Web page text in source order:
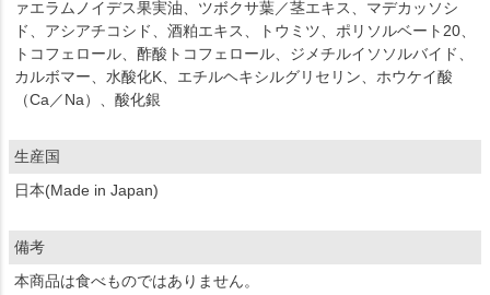
ァエラムノイデス果実油、ツボクサ葉／茎エキス、マデカッソシ
ド、アシアチコシド、酒粕エキス、トウミツ、ポリソルベート20、
トコフェロール、酢酸トコフェロール、ジメチルイソソルバイド、
カルボマー、水酸化K、エチルヘキシルグリセリン、ホウケイ酸
（Ca／Na）、酸化銀
生産国
日本(Made in Japan)
備考
本商品は食べものではありません。